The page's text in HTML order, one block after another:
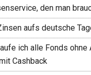
den man
aufs deutsche
ich alle Fonds ohne
Cashback